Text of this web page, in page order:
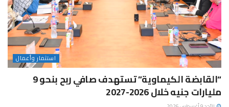
استثمار وأعمال
“القابضة الكيماوية” تستهدف صافي ربح بنحو 9
مليارات جنيه خلال 2026-2027